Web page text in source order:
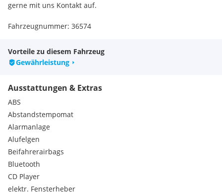
gerne mit uns Kontakt auf.
Fahrzeugnummer: 36574
Vorteile zu diesem Fahrzeug
Gewährleistung
Ausstattungen & Extras
ABS
Abstandstempomat
Alarmanlage
Alufelgen
Beifahrerairbags
Bluetooth
CD Player
elektr. Fensterheber